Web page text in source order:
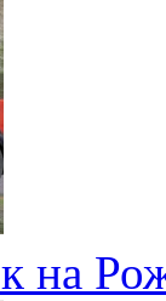
на